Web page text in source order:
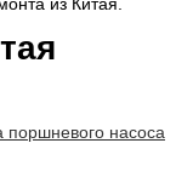
поршневого насоса